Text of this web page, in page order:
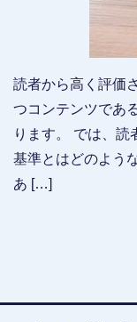
読者から高く評価
つコンテンツであ
ります。 では、
基準とはどのよう
あ […]